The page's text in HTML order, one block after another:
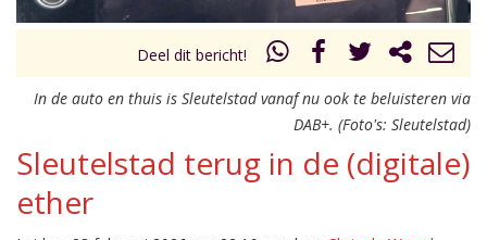
Deel dit bericht!
In de auto en thuis is Sleutelstad vanaf nu ook te beluisteren via
DAB+. (Foto's: Sleutelstad)
Sleutelstad terug in de (digitale)
ether